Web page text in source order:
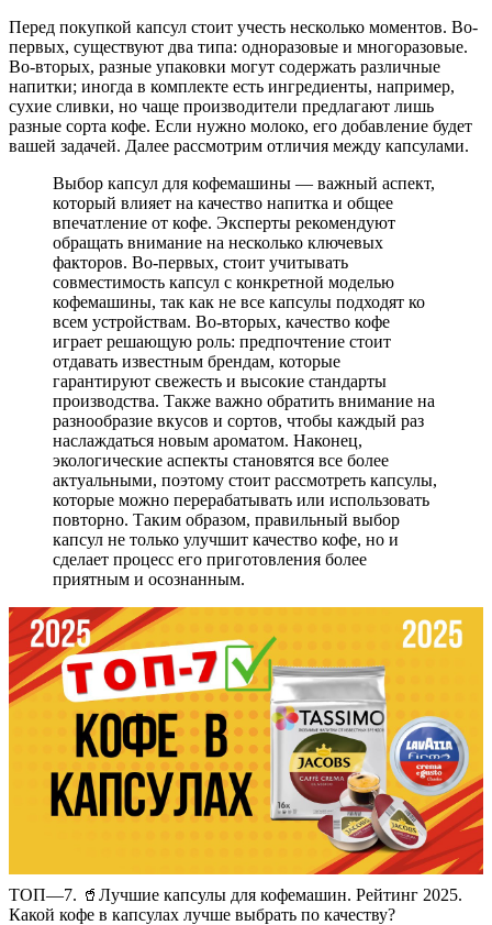
Перед покупкой капсул стоит учесть несколько моментов. Во-
первых, существуют два типа: одноразовые и многоразовые.
Во-вторых, разные упаковки могут содержать различные
напитки; иногда в комплекте есть ингредиенты, например,
сухие сливки, но чаще производители предлагают лишь
разные сорта кофе. Если нужно молоко, его добавление будет
вашей задачей. Далее рассмотрим отличия между капсулами.
Выбор капсул для кофемашины — важный аспект,
который влияет на качество напитка и общее
впечатление от кофе. Эксперты рекомендуют
обращать внимание на несколько ключевых
факторов. Во-первых, стоит учитывать
совместимость капсул с конкретной моделью
кофемашины, так как не все капсулы подходят ко
всем устройствам. Во-вторых, качество кофе
играет решающую роль: предпочтение стоит
отдавать известным брендам, которые
гарантируют свежесть и высокие стандарты
производства. Также важно обратить внимание на
разнообразие вкусов и сортов, чтобы каждый раз
наслаждаться новым ароматом. Наконец,
экологические аспекты становятся все более
актуальными, поэтому стоит рассмотреть капсулы,
которые можно перерабатывать или использовать
повторно. Таким образом, правильный выбор
капсул не только улучшит качество кофе, но и
сделает процесс его приготовления более
приятным и осознанным.
ТОП—7. 🥤Лучшие капсулы для кофемашин. Рейтинг 2025.
Какой кофе в капсулах лучше выбрать по качеству?